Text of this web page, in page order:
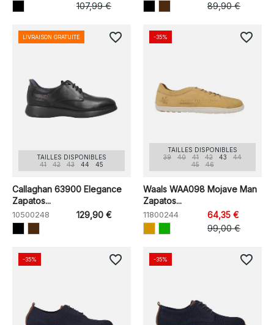
107,99 €
89,90 €
TAILLES DISPONIBLES
41
42 43 44 45
Callaghan 63900 Elegance
Zapatos...
10500248 129,90 €
LIVRAISON GRATUITE favorite_border
TAILLES DISPONIBLES
39
40 41 42 43
44
45
46
Waals WAA098 Mojave Man
Zapatos...
11800244
64,35 €
99,00 €
-35% favorite_border
-35% favorite_border -35% favorite_border